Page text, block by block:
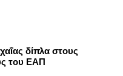
δίπλα στους
του ΕΑΠ